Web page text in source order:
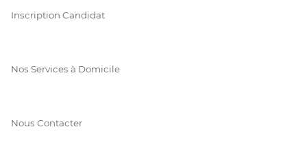
Inscription Candidat
Nos Services à Domicile
Nous Contacter